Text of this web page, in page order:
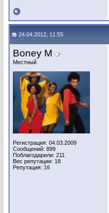
24.04.2012, 11:55
Boney M
Местный
Регистрация: 04.03.2009
Сообщений: 899
Поблагодарили: 211
Вес репутации: 18
Репутация: 16